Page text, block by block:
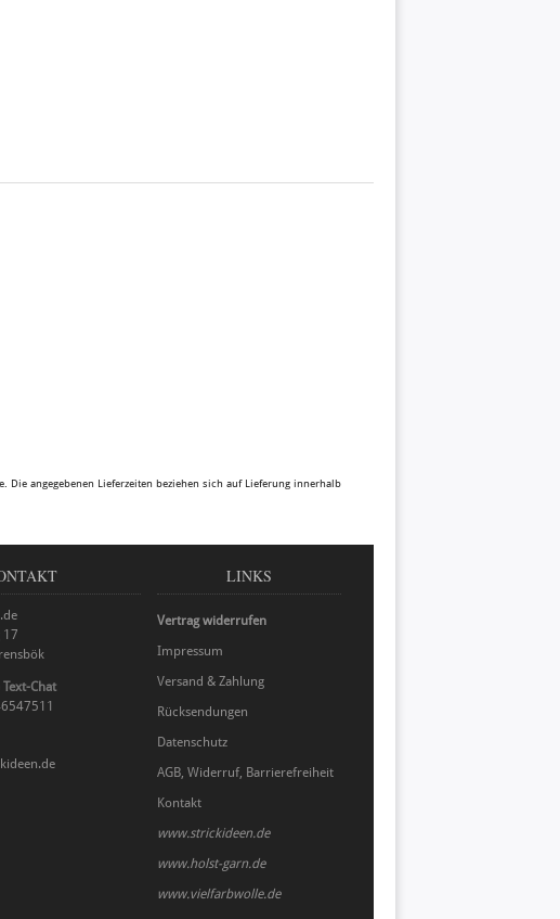
angegebenen Lieferzeiten beziehen sich auf Lieferung innerhalb
17
Chat
LINKS
Vertrag widerrufen
Impressum
Versand & Zahlung
Rücksendungen
Datenschutz
AGB, Widerruf, Barrierefreiheit
Kontakt
www.strickideen.de
www.holst-garn.de
www.vielfarbwolle.de